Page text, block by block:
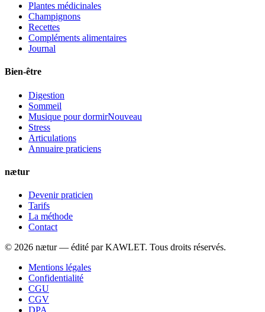
Plantes médicinales
Champignons
Recettes
Compléments alimentaires
Journal
Bien-être
Digestion
Sommeil
Musique pour dormirNouveau
Stress
Articulations
Annuaire praticiens
nætur
Devenir praticien
Tarifs
La méthode
Contact
© 2026 nætur — édité par KAWLET. Tous droits réservés.
Mentions légales
Confidentialité
CGU
CGV